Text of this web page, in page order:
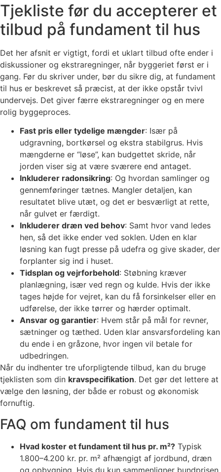
Tjekliste før du accepterer et
tilbud på fundament til hus
Det her afsnit er vigtigt, fordi et uklart tilbud ofte ender i
diskussioner og ekstraregninger, når byggeriet først er i
gang. Før du skriver under, bør du sikre dig, at fundament
til hus er beskrevet så præcist, at der ikke opstår tvivl
undervejs. Det giver færre ekstraregninger og en mere
rolig byggeproces.
Fast pris eller tydelige mængder: Især på
udgravning, bortkørsel og ekstra stabilgrus. Hvis
mængderne er “løse”, kan budgettet skride, når
jorden viser sig at være sværere end antaget.
Inkluderer radonsikring: Og hvordan samlinger og
gennemføringer tætnes. Mangler detaljen, kan
resultatet blive utæt, og det er besværligt at rette,
når gulvet er færdigt.
Inkluderer dræn ved behov: Samt hvor vand ledes
hen, så det ikke ender ved soklen. Uden en klar
løsning kan fugt presse på udefra og give skader, der
forplanter sig ind i huset.
Tidsplan og vejrforbehold: Støbning kræver
planlægning, især ved regn og kulde. Hvis der ikke
tages højde for vejret, kan du få forsinkelser eller en
udførelse, der ikke tørrer og hærder optimalt.
Ansvar og garantier: Hvem står på mål for revner,
sætninger og tæthed. Uden klar ansvarsfordeling kan
du ende i en gråzone, hvor ingen vil betale for
udbedringen.
Når du indhenter tre uforpligtende tilbud, kan du bruge
tjeklisten som din kravspecifikation. Det gør det lettere at
vælge den løsning, der både er robust og økonomisk
fornuftig.
FAQ om fundament til hus
Hvad koster et fundament til hus pr. m²? Typisk
1.800–4.200 kr. pr. m² afhængigt af jordbund, dræn
og opbygning. Hvis du kun sammenligner bundprisen,